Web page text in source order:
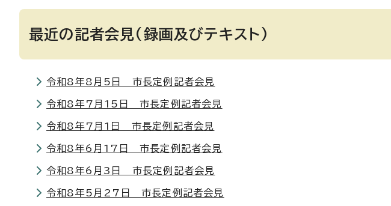
最近の記者会見(録画及びテキスト)
令和8年8月5日 市長定例記者会見
令和8年7月15日 市長定例記者会見
令和8年7月1日 市長定例記者会見
令和8年6月17日 市長定例記者会見
令和8年6月3日 市長定例記者会見
令和8年5月27日 市長定例記者会見